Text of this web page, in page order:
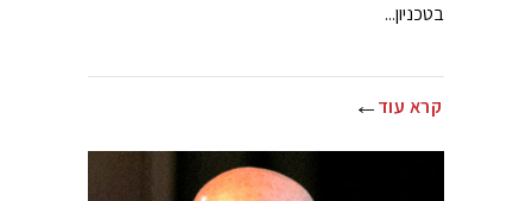
בטכניון...
קרא עוד